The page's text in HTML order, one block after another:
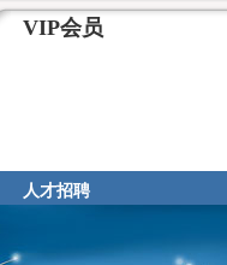
VIP会员
人才招聘